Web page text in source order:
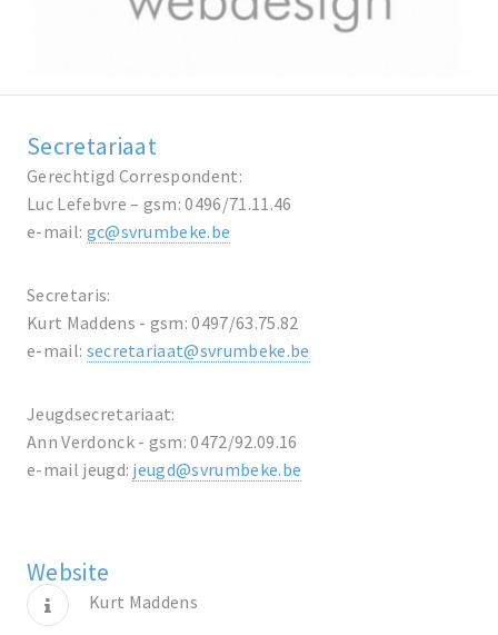
Secretariaat
Gerechtigd Correspondent:
Luc Lefebvre – gsm: 0496/71.11.46
e-mail: gc@svrumbeke.be
Secretaris:
Kurt Maddens - gsm: 0497/63.75.82
e-mail: secretariaat@svrumbeke.be
Jeugdsecretariaat:
Ann Verdonck - gsm: 0472/92.09.16
e-mail jeugd: jeugd@svrumbeke.be
Website
Kurt Maddens